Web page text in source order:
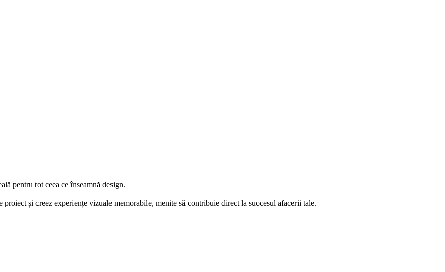
pentru tot ceea ce înseamnă design.
și creez experiențe vizuale memorabile, menite să contribuie direct la succesul afacerii tale.